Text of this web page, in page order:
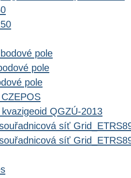
pole
pole
pole
QGZÚ-2013
síť
síť